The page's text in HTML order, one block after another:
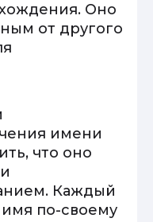
Оно
от другого
имени
что оно
Каждый
имя по-своему